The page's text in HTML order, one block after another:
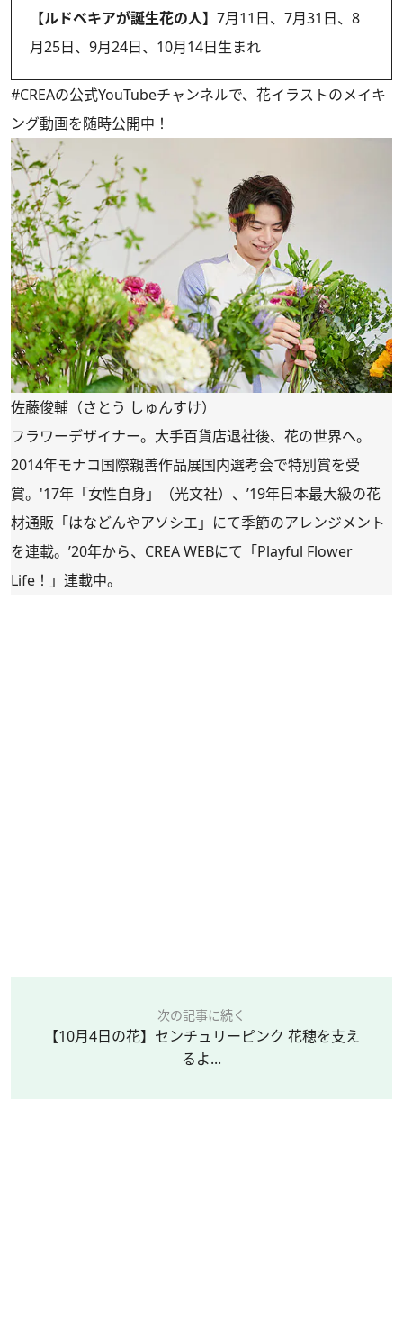
【ルドベキアが誕生花の人】 7月11日、7月31日、8
月25日、9月24日、10月14日生まれ
#CREAの公式YouTubeチャンネルで、花イラストのメイキ
ング動画を随時公開中！
佐藤俊輔（さとう しゅんすけ）
フラワーデザイナー。大手百貨店退社後、花の世界へ。
2014年モナコ国際親善作品展国内選考会で特別賞を受
賞。'17年「女性自身」（光文社）、’19年日本最大級の花
材通販「はなどんやアソシエ 」にて季節のアレンジメント
を連載。’20年から、CREA WEBにて「Playful Flower
Life！ 」連載中。
次の記事に続く
【10月4日の花】センチュリーピンク 花穂を支え
るよ...